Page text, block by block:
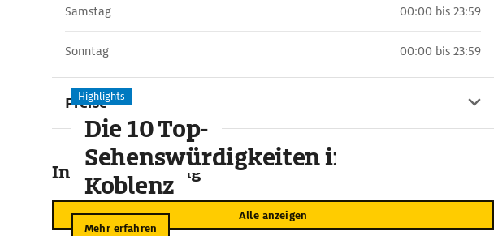
Samstag 00:00 bis 23:59
Sonntag 00:00 bis 23:59
Preise
In der Umgebung
Alle anzeigen
Highlights
Die 10 Top-
Sehenswürdigkeiten in
Koblenz
Mehr erfahren